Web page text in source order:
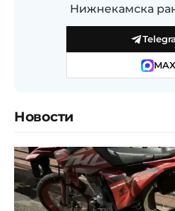
Нижнекамска
MAX
Новости